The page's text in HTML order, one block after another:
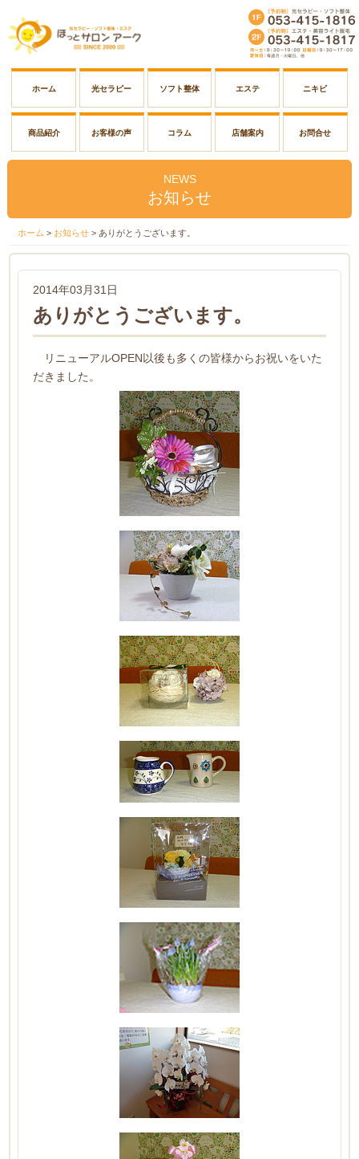
ホーム 光セラピー ソフト整体 エステ ニキビ
商品紹介 お客様の声 コラム 店舗案内 お問合せ
NEWS
お知らせ
ホーム > お知らせ > ありがとうございます。
2014年03月31日
ありがとうございます。
リニューアルOPEN以後も多くの皆様からお祝いをいた
だきました。